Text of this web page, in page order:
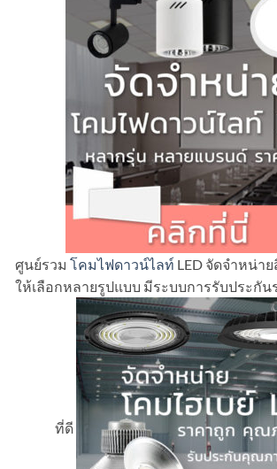
ศูนย์รวม โคมไฟดาวน์ไลท์ LED จัดจำหน่
ให้เลือกหลายรูปแบบ มีระบบการรับประกั
ที่ดี